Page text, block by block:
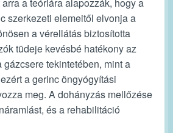
a teóriára alapozzák, hogy a
szerkezeti elemeitől elvonja a
a vérellátás biztosította
tüdeje kevésbé hatékony az
tekintetében, mint a
a gerinc öngyógyítási
meg. A dohányzás mellőzése
és a rehabilitáció